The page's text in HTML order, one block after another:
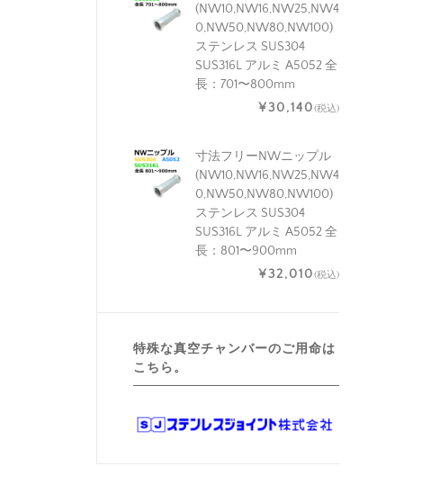
(NW10,NW16,NW25,NW4
0,NW50,NW80,NW100)
ステンレス SUS304
SUS316L アルミ A5052 全
長：701〜800mm
¥30,140(税込)
寸法フリーNWニップル
(NW10,NW16,NW25,NW4
0,NW50,NW80,NW100)
ステンレス SUS304
SUS316L アルミ A5052 全
長：801〜900mm
¥32,010(税込)
特殊な真空チャンバーのご用命は
こちら。